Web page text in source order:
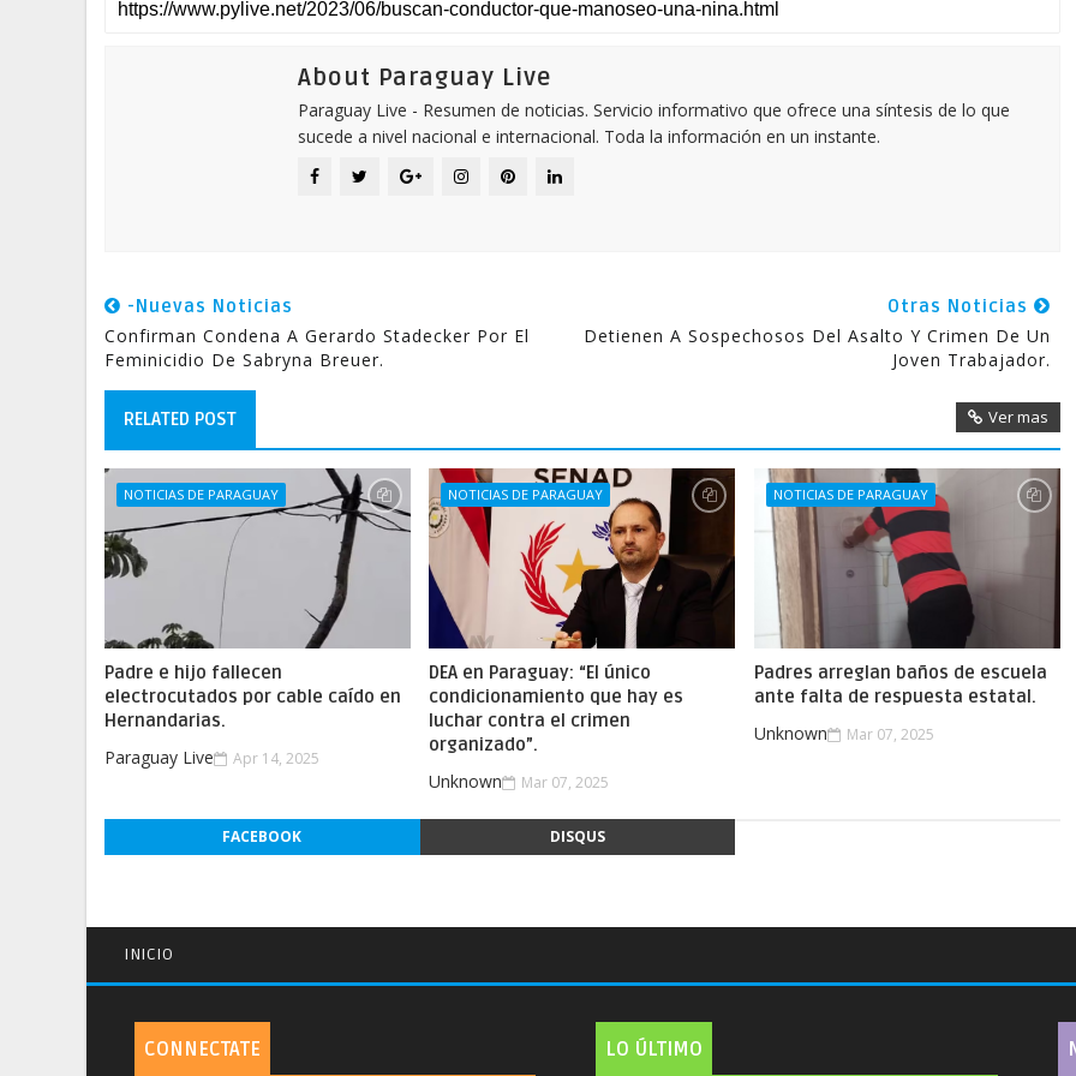
About Paraguay Live
Paraguay Live - Resumen de noticias. Servicio informativo que ofrece una síntesis de lo que
sucede a nivel nacional e internacional. Toda la información en un instante.
-Nuevas Noticias
Confirman Condena A Gerardo Stadecker Por El
Feminicidio De Sabryna Breuer.
Otras Noticias
Detienen A Sospechosos Del Asalto Y Crimen De Un
Joven Trabajador.
RELATED POST Ver mas
NOTICIAS DE PARAGUAY
Padre e hijo fallecen
electrocutados por cable caído en
Hernandarias.
Paraguay Live Apr 14, 2025
NOTICIAS DE PARAGUAY
DEA en Paraguay: “El único
condicionamiento que hay es
luchar contra el crimen
organizado”.
Unknown Mar 07, 2025
NOTICIAS DE PARAGUAY
Padres arreglan baños de escuela
ante falta de respuesta estatal.
Unknown Mar 07, 2025
FACEBOOK DISQUS
INICIO
CONNECTATE LO ÚLTIMO